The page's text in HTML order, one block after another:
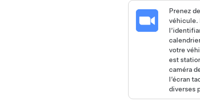
Prenez
véhicule.
votre
est
caméra
l’écran
diverses